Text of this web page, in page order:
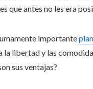
que antes no les era
importante
la libertad y las
sus ventajas?